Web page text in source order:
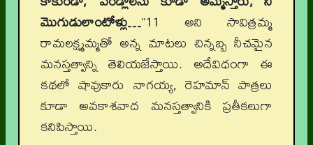
మొగుడులాంటోళ్లు…’’11 అని సావిత్రమ్మ
రామలక్ష్మమ్మతో అన్న మాటలు చిన్నబ్బ నీచమైన
మనస్తత్వాన్ని తెలియజేస్తాయి. అదేవిధంగా ఈ
కథలో షావుకారు నాగయ్య, రెహమాన్ పాత్రలు
కూడా అవకాశవాద మనస్తత్వానికి ప్రతీకలుగా
కనిపిస్తాయి.